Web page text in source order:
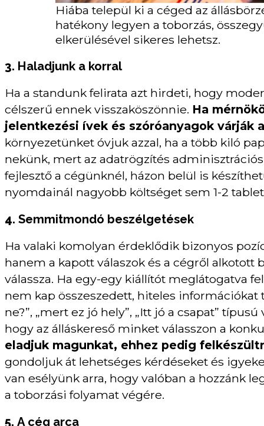
Hiába települ ki a céged az
hatékony legyen a toborzás,
elkerülésével sikeres lehetsz.
3. Haladjunk a korral
Ha a standunk felirata azt hirdeti, hogy
célszerű ennek visszaköszönnie. Ha
jelentkezési ívek és szóróanyagok várják
környezetünket óvjuk azzal, ha a több kiló
nekünk, mert az adatrögzítés
fejlesztő a cégünknél, házon belül is
nyomdainál nagyobb költséget sem 1-2
4. Semmitmondó beszélgetések
Ha valaki komolyan érdeklődik bizonyos
hanem a kapott válaszok és a cégről
válassza. Ha egy-egy kiállítót meglátogatva
nem kap összeszedett, hiteles információkat
ne?”, „mert ez jó hely”, „Itt jó a csapat”
hogy az álláskereső minket válasszon a
eladjuk magunkat, ehhez pedig
gondoljuk át lehetséges kérdéseket és
van esélyünk arra, hogy valóban a hozzánk
a toborzási folyamat végére.
5. A cég arca